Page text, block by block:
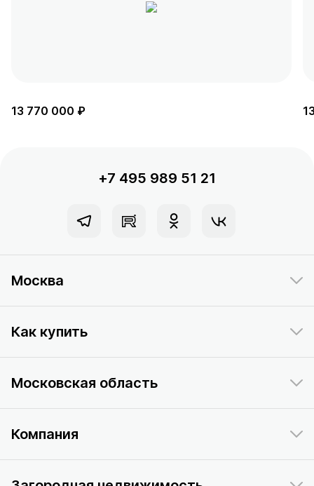
13 770 000 ₽
+7 495 989 51 21
Москва
Как купить
Московская область
Компания